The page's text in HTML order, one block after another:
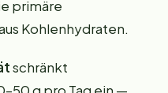
primäre
Kohlenhydraten.
schränkt